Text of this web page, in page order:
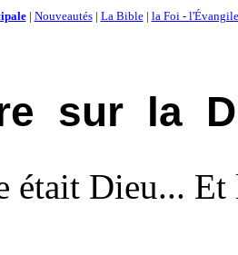
| Nouveautés| La Bible| la Foi - l'Évangile
sur la
était Dieu...